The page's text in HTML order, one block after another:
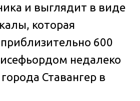
и выглядит в виде
которая
600
недалеко
Ставангер в